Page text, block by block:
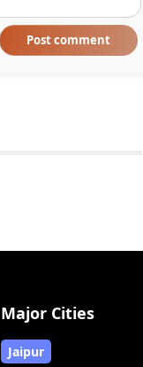
Post comment
Major Cities
Jaipur